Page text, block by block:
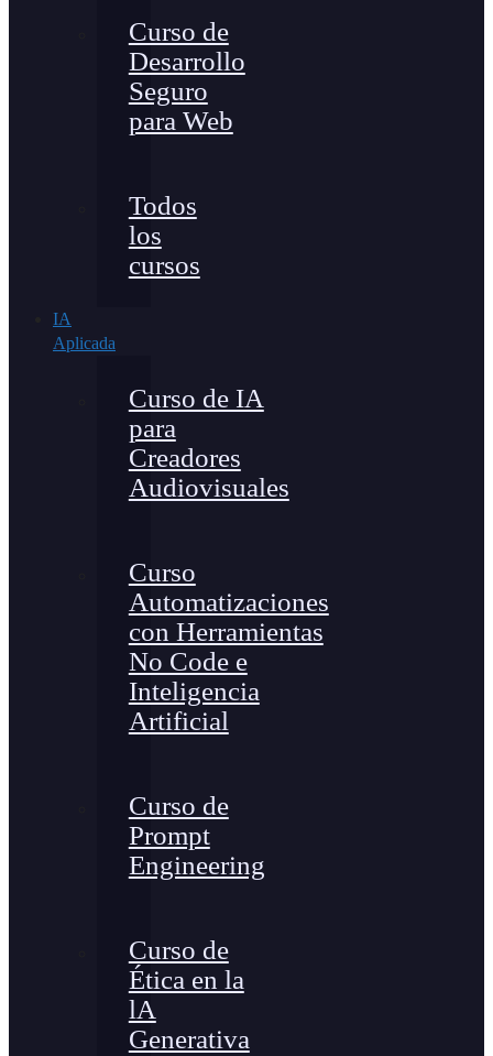
Curso de
Desarrollo
Seguro
para Web
Todos
los
cursos
IA
Aplicada
Curso de IA
para
Creadores
Audiovisuales
Curso
Automatizaciones
con Herramientas
No Code e
Inteligencia
Artificial
Curso de
Prompt
Engineering
Curso de
Ética en la
lA
Generativa